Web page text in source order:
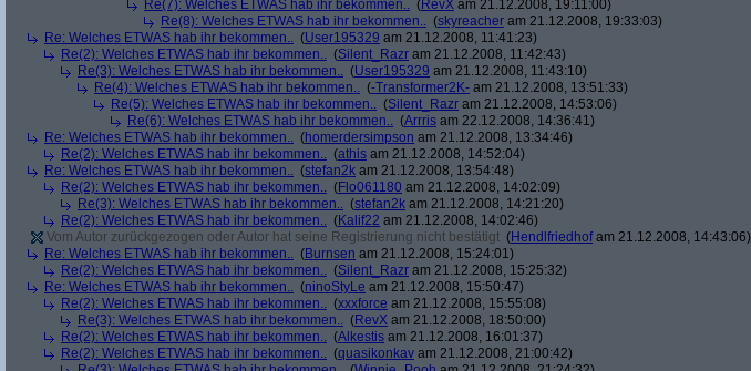
Re(7): Welches ETWAS hab ihr bekommen.. (RevX am 21.12.2008, 19:11:00)
Re(8): Welches ETWAS hab ihr bekommen.. (skyreacher am 21.12.2008, 19:33:03)
Re: Welches ETWAS hab ihr bekommen.. (User195329 am 21.12.2008, 11:41:23)
Re(2): Welches ETWAS hab ihr bekommen.. (Silent_Razr am 21.12.2008, 11:42:43)
Re(3): Welches ETWAS hab ihr bekommen.. (User195329 am 21.12.2008, 11:43:10)
Re(4): Welches ETWAS hab ihr bekommen.. (-Transformer2K- am 21.12.2008, 13:51:33)
Re(5): Welches ETWAS hab ihr bekommen.. (Silent_Razr am 21.12.2008, 14:53:06)
Re(6): Welches ETWAS hab ihr bekommen.. (Arrris am 22.12.2008, 14:36:41)
Re: Welches ETWAS hab ihr bekommen.. (homerdersimpson am 21.12.2008, 13:34:46)
Re(2): Welches ETWAS hab ihr bekommen.. (athis am 21.12.2008, 14:52:04)
Re: Welches ETWAS hab ihr bekommen.. (stefan2k am 21.12.2008, 13:54:48)
Re(2): Welches ETWAS hab ihr bekommen.. (Flo061180 am 21.12.2008, 14:02:09)
Re(3): Welches ETWAS hab ihr bekommen.. (stefan2k am 21.12.2008, 14:21:20)
Re(2): Welches ETWAS hab ihr bekommen.. (Kalif22 am 21.12.2008, 14:02:46)
Vom Autor zurückgezogen oder Autor hat seine Registrierung nicht bestätigt (Hendlfriedhofam 21.12.2008, 14:43:06)
Re: Welches ETWAS hab ihr bekommen.. (Burnsen am 21.12.2008, 15:24:01)
Re(2): Welches ETWAS hab ihr bekommen.. (Silent_Razr am 21.12.2008, 15:25:32)
Re: Welches ETWAS hab ihr bekommen.. (ninoStyLe am 21.12.2008, 15:50:47)
Re(2): Welches ETWAS hab ihr bekommen.. (xxxforce am 21.12.2008, 15:55:08)
Re(3): Welches ETWAS hab ihr bekommen.. (RevX am 21.12.2008, 18:50:00)
Re(2): Welches ETWAS hab ihr bekommen.. (Alkestis am 21.12.2008, 16:01:37)
Re(2): Welches ETWAS hab ihr bekommen.. (quasikonkav am 21.12.2008, 21:00:42)